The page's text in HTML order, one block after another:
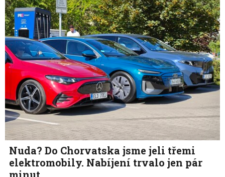
Nuda? Do Chorvatska jsme jeli třemi
elektromobily. Nabíjení trvalo jen pár